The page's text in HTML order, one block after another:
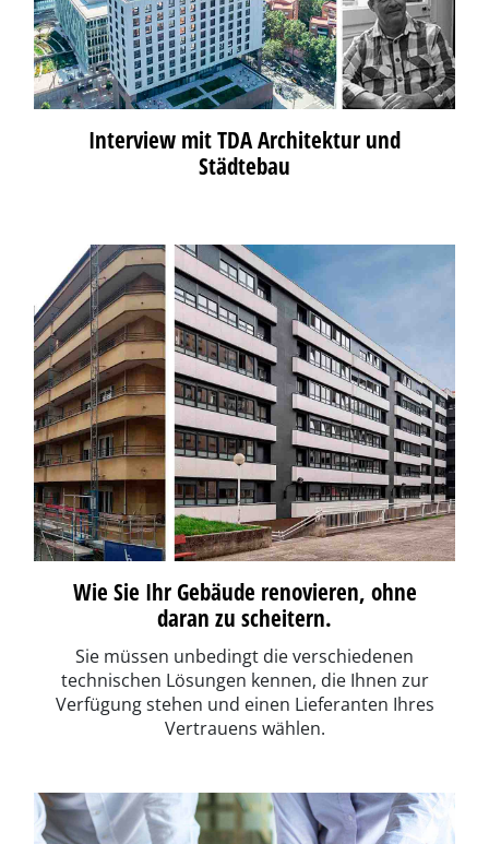
Interview mit TDA Architektur und
Städtebau
Wie Sie Ihr Gebäude renovieren, ohne
daran zu scheitern.
Sie müssen unbedingt die verschiedenen
technischen Lösungen kennen, die Ihnen zur
Verfügung stehen und einen Lieferanten Ihres
Vertrauens wählen.